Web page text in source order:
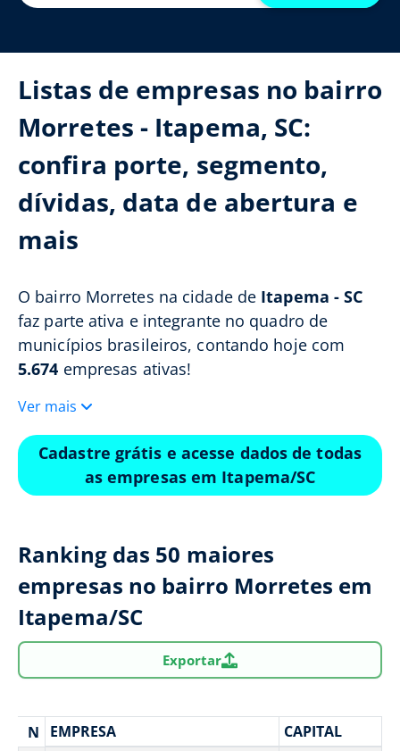
Listas de empresas no bairro
Morretes - Itapema, SC:
confira porte, segmento,
dívidas, data de abertura e
mais
O bairro Morretes na cidade de Itapema - SC
faz parte ativa e integrante no quadro de
municípios brasileiros, contando hoje com
5.674 empresas ativas!
Ver mais
Cadastre grátis e acesse dados de todas
as empresas em Itapema/SC
Ranking das 50 maiores
empresas no bairro Morretes em
Itapema/SC
Exportar
N EMPRESA CAPITAL